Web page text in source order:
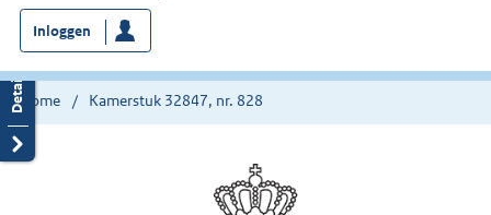
bent
nu
hier:
Inloggen
Home Kamerstuk 32847, nr. 828